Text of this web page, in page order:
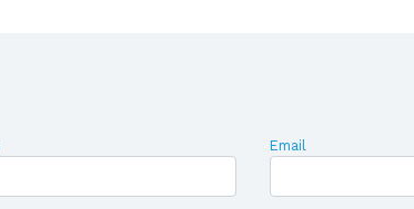
Email